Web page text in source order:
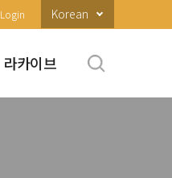
Login Korean
라카이브